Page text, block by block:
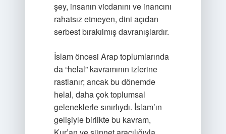
şey, insanın vicdanını ve inancını
rahatsız etmeyen, dini açıdan
serbest bırakılmış davranışlardır.
İslam öncesi Arap toplumlarında
da “helal” kavramının izlerine
rastlanır; ancak bu dönemde
helal, daha çok toplumsal
geleneklerle sınırlıydı. İslam’ın
gelişiyle birlikte bu kavram,